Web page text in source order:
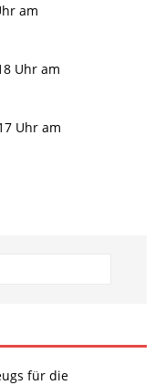
am
Uhr am
Uhr am
für die